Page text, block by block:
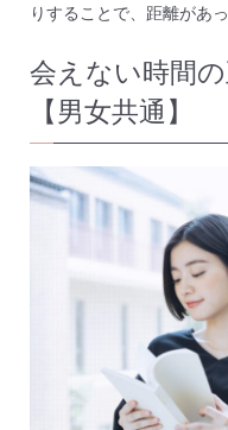
りすることで、距離があ
会えない時間
【男女共通】